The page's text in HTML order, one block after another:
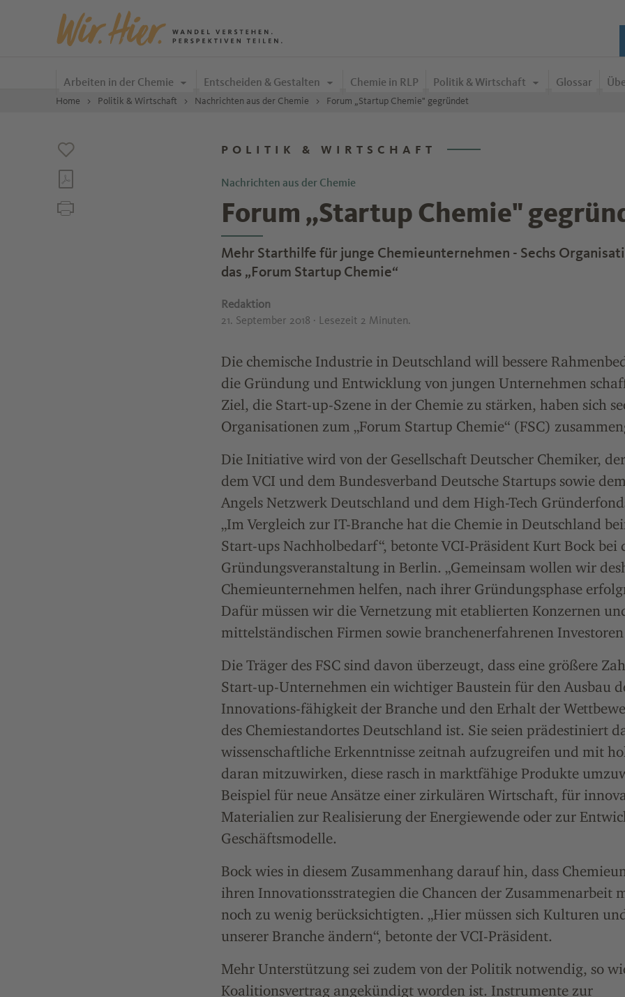
Zum Inhalt springen
Arbeiten in der Chemie Entscheiden & Gestalten Chemie in RLP Politik & Wirtschaft Glossar
Home Politik & Wirtschaft Nachrichten aus der Chemie Forum „Startup Chemie" gegründet
POLITIK & WIRTSCHAFT
Nachrichten aus der Chemie
Forum „Startup Chemie"
Mehr Starthilfe für junge Chemieunternehmen - Sechs
das „Forum Startup Chemie“
Redaktion
21. September 2018 · Lesezeit 2 Minuten.
Die chemische Industrie in Deutschland will bessere
die Gründung und Entwicklung von jungen Unternehmen
Ziel, die Start-up-Szene in der Chemie zu stärken, haben sich
Organisationen zum „Forum Startup Chemie“ (FSC)
Die Initiative wird von der Gesellschaft Deutscher Chemiker,
dem VCI und dem Bundesverband Deutsche Startups sowie
Angels Netzwerk Deutschland und dem High-Tech
„Im Vergleich zur IT-Branche hat die Chemie in Deutschland
Start-ups Nachholbedarf“, betonte VCI-Präsident Kurt Bock bei
Gründungsveranstaltung in Berlin. „Gemeinsam wollen wir
Chemieunternehmen helfen, nach ihrer Gründungsphase
Dafür müssen wir die Vernetzung mit etablierten Konzernen
mittelständischen Firmen sowie branchenerfahrenen
Die Träger des FSC sind davon überzeugt, dass eine größere
Start-up-Unternehmen ein wichtiger Baustein für den Ausbau
Innovations-fähigkeit der Branche und den Erhalt der
des Chemiestandortes Deutschland ist. Sie seien prädestiniert
wissenschaftliche Erkenntnisse zeitnah aufzugreifen und mit
daran mitzuwirken, diese rasch in marktfähige Produkte
Beispiel für neue Ansätze einer zirkulären Wirtschaft, für
Materialien zur Realisierung der Energiewende oder zur
Geschäftsmodelle.
Bock wies in diesem Zusammenhang darauf hin, dass
ihren Innovationsstrategien die Chancen der Zusammenarbeit
noch zu wenig berücksichtigten. „Hier müssen sich Kulturen
unserer Branche ändern“, betonte der VCI-Präsident.
Mehr Unterstützung sei zudem von der Politik notwendig, so
Koalitionsvertrag angekündigt worden ist. Instrumente zur